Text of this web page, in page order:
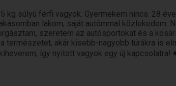
kg súlyú férfi vagyok. Gyermekem nincs. 28
lakom, saját autómmal közlekedem.
szeretem az autósportokat és a
természetet, akár kisebb-nagyobb túrákra is
így nyitott vagyok egy új kapcsolatra!